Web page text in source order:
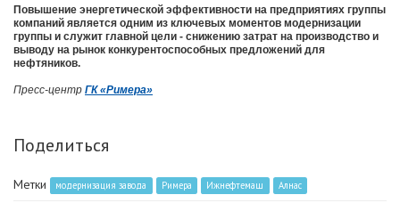
Повышение энергетической эффективности на предприятиях группы
компаний является одним из ключевых моментов модернизации
группы и служит главной цели - снижению затрат на производство и
выводу на рынок конкурентоспособных предложений для
нефтяников.
Пресс-центр ГК «Римера»
Поделиться
Метки модернизация завода Римера Ижнефтемаш Алнас